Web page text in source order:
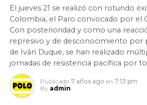
El jueves 21 se realizó con rotundo
Colombia, el Paro convocado por el
Con posterioridad y como una
represivo y de desconocimiento por
de Iván Duque, se han realizado
jornadas de resistencia pacífica por
Publicado 7 años ago en 7:13 pm
By admin